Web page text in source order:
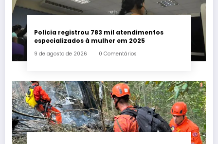
Polícia registrou 783 mil atendimentos
especializados à mulher em 2025
9 de agosto de 2026 0 Comentários